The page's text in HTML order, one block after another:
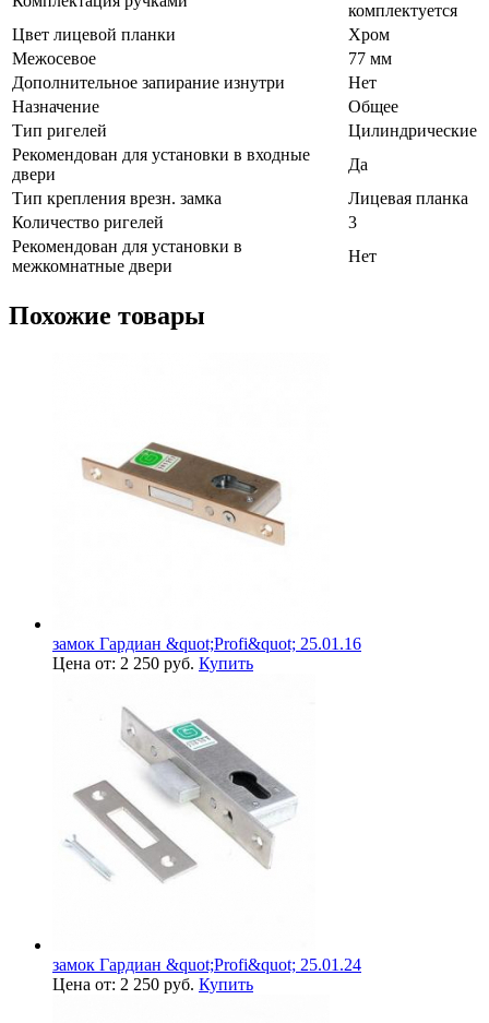
комплектуется
Цвет лицевой планки
Хром
Межосевое
77 мм
Дополнительное запирание изнутри
Нет
Назначение
Общее
Тип ригелей
Цилиндрические
Рекомендован для установки в входные
двери
Да
Тип крепления врезн. замка
Лицевая планка
Количество ригелей
3
Рекомендован для установки в
межкомнатные двери
Нет
Похожие товары
замок Гардиан &quot;Profi&quot; 25.01.16
Цена от: 2 250 руб. Купить
замок Гардиан &quot;Profi&quot; 25.01.24
Цена от: 2 250 руб. Купить